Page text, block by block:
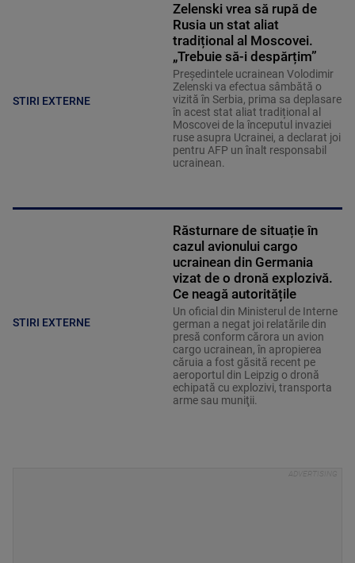
STIRI EXTERNE
Zelenski vrea să rupă de
Rusia un stat aliat
tradițional al Moscovei.
„Trebuie să-i despărțim”
Președintele ucrainean Volodimir
Zelenski va efectua sâmbătă o
vizită în Serbia, prima sa deplasare
în acest stat aliat tradițional al
Moscovei de la începutul invaziei
ruse asupra Ucrainei, a declarat joi
pentru AFP un înalt responsabil
ucrainean.
STIRI EXTERNE
Răsturnare de situație în
cazul avionului cargo
ucrainean din Germania
vizat de o dronă explozivă.
Ce neagă autoritățile
Un oficial din Ministerul de Interne
german a negat joi relatările din
presă conform cărora un avion
cargo ucrainean, în apropierea
căruia a fost găsită recent pe
aeroportul din Leipzig o dronă
echipată cu explozivi, transporta
arme sau muniţii.